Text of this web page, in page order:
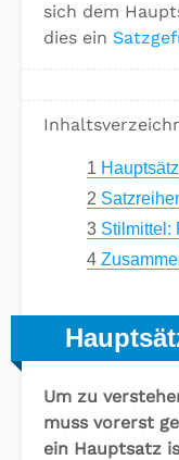
sich dem
dies ein
1
2
3 Stilmittel:
4
Um zu
muss vorerst
ein Hauptsatz